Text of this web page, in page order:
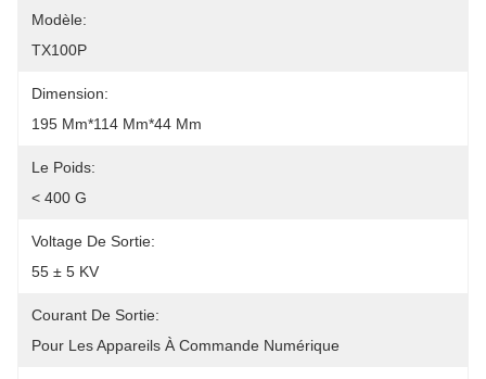
Modèle:
TX100P
Dimension:
195 Mm*114 Mm*44 Mm
Le Poids:
< 400 G
Voltage De Sortie:
55 ± 5 KV
Courant De Sortie:
Pour Les Appareils À Commande Numérique